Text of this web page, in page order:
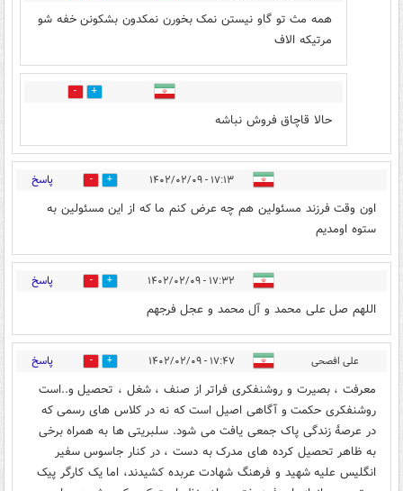
همه مث تو گاو نیستن نمک بخورن نمکدون بشکونن خفه شو
مرتیکه الاف
0
حالا قاچاق فروش نباشه
۱۷:۱۳ - ۱۴۰۲/۰۲/۰۹ 4 پاسخ
اون وقت فرزند مسئولین هم چه عرض کنم ما که از این مسئولین به
ستوه اومدیم
۱۷:۳۲ - ۱۴۰۲/۰۲/۰۹ 39 پاسخ
اللهم صل علی محمد و آل محمد و عجل فرجهم
علی افصحی ۱۷:۴۷ - ۱۴۰۲/۰۲/۰۹ 24 پاسخ
معرفت ، بصیرت و روشنفکری فراتر از صنف ، شغل ، تحصیل و..است
روشنفکری حکمت و آگاهی اصیل است که نه در کلاس های رسمی که
در عرصهٔ زندگی پاک جمعی یافت می شود. سلبریتی ها به همراه برخی
به ظاهر تحصیل کرده های مدرک به دست ، در کنار جاسوس سفیر
انگلیس علیه شهید و فرهنگ شهادت عربده کشیدند، اما یک کارگر پیک